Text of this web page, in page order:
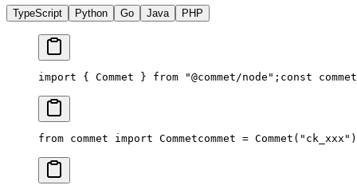
TypeScript Python Go Java PHP
import { Commet } from "@commet/node"; const
from commet import Commetcommet = Commet("ck_xxx")